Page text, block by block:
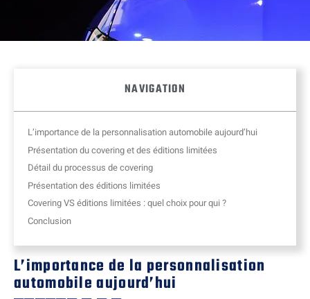
NAVIGATION
L’importance de la personnalisation automobile aujourd’hui
Présentation du covering et des éditions limitées
Détail du processus de covering
Présentation des éditions limitées
Covering VS éditions limitées : quel choix pour qui ?
Conclusion
L’importance de la personnalisation
automobile aujourd’hui